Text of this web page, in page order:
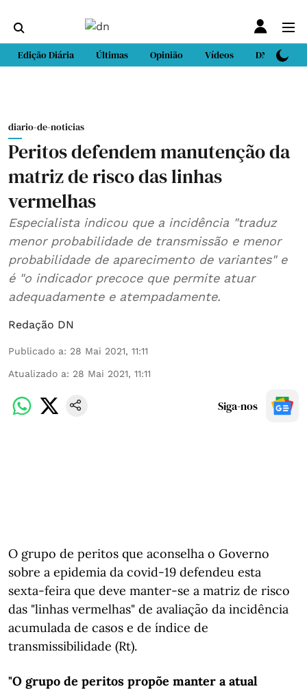
Edição Diária Últimas Opinião Vídeos DN Sport
diario-de-noticias
Peritos defendem manutenção da
matriz de risco das linhas
vermelhas
Especialista indicou que a incidência "traduz
menor probabilidade de transmissão e menor
probabilidade de aparecimento de variantes" e
é "o indicador precoce que permite atuar
adequadamente e atempadamente.
Redação DN
Publicado a: 28 Mai 2021, 11:11
Atualizado a: 28 Mai 2021, 11:11
Siga-nos
O grupo de peritos que aconselha o Governo
sobre a epidemia da covid-19 defendeu esta
sexta-feira que deve manter-se a matriz de risco
das "linhas vermelhas" de avaliação da incidência
acumulada de casos e de índice de
transmissibilidade (Rt).
"O grupo de peritos propõe manter a atual